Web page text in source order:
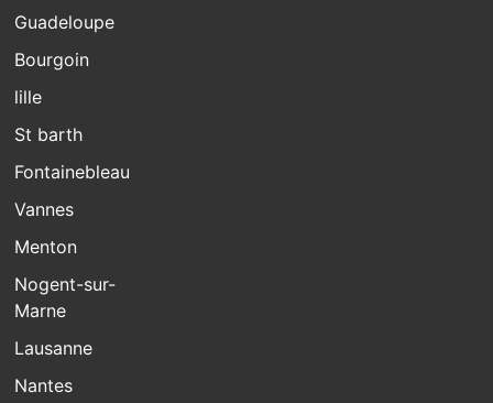
Guadeloupe
Bourgoin
lille
St barth
Fontainebleau
Vannes
Menton
Nogent-sur-
Marne
Lausanne
Nantes